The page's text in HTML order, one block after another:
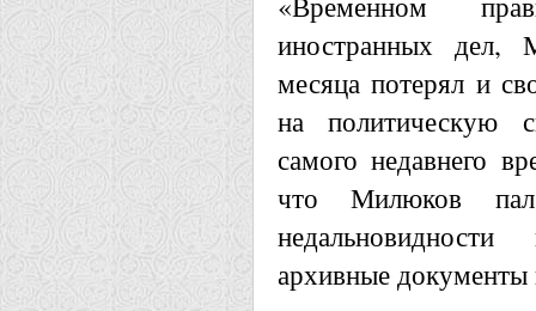
иностранных дел,
месяца потерял и
на политическую
самого недавнего
что Милюков пал
архивные документы